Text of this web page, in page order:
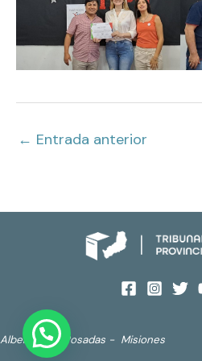
← Entrada anterior
Alberdi 690. Posadas - Misiones